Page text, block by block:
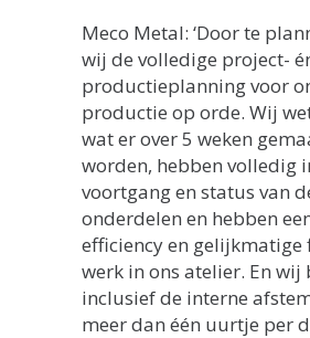
Meco Metal: ‘Door te
wij de volledige project-
productieplanning voor
productie op orde. Wij
wat er over 5 weken
worden, hebben volledig
voortgang en status van
onderdelen en hebben
efficiency en gelijkmatige
werk in ons atelier. En wij
inclusief de interne
meer dan één uurtje per